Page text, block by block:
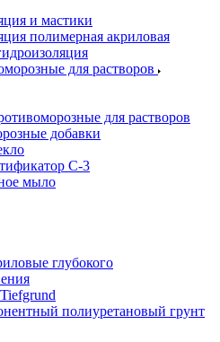
и мастики
полимерная акриловая
для растворов
для растворов
добавки
С-3
мыло
глубокого
полиуретановый грунт